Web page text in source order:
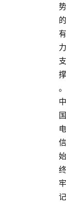
势
的
有
力
支
撑
。
中
国
电
信
始
终
牢
记